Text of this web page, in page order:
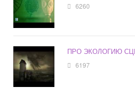
6260
ПРО ЭКОЛОГИЮ
6197